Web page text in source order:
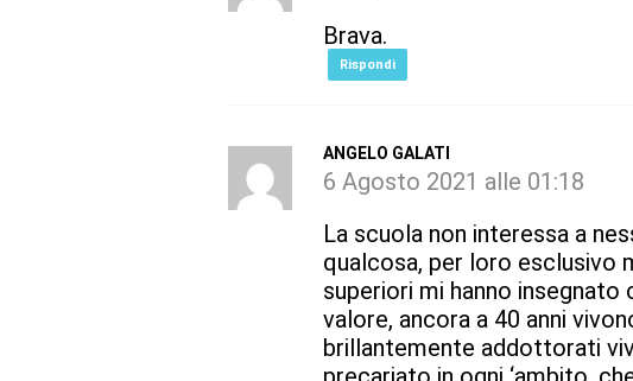
Brava.
Rispondi
ANGELO GALATI
6 Agosto 2021 alle 01:18
La scuola non interessa a
qualcosa, per loro esclusivo
superiori mi hanno
valore, ancora a 40 anni
brillantemente addottorati